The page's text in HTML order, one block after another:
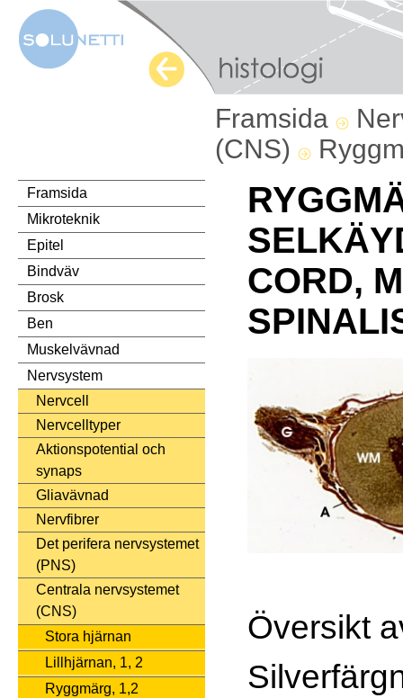
Framsida
(CNS)
Framsida
Mikroteknik
Epitel
Bindväv
Brosk
Ben
Muskelvävnad
Nervsystem
Nervcell
Nervcelltyper
Aktionspotential och
synaps
Gliavävnad
Nervfibrer
Det perifera nervsystemet
(PNS)
Centrala nervsystemet
(CNS)
Stora hjärnan
Lillhjärnan, 1, 2
Ryggmärg, 1,2
CORD,
Översikt